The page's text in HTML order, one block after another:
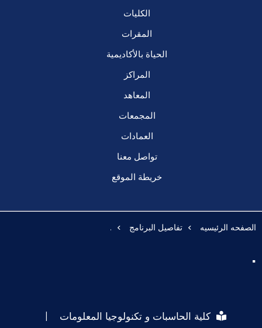
الكليات
المقرات
الحياة بالأكاديمية
المراكز
المعاهد
المجمعات
العمادات
تواصل معنا
خريطة الموقع
الصفحه الرئيسيه تفاصيل البرنامج .
.
كلية الحاسبات و تكنولوجيا المعلومات |